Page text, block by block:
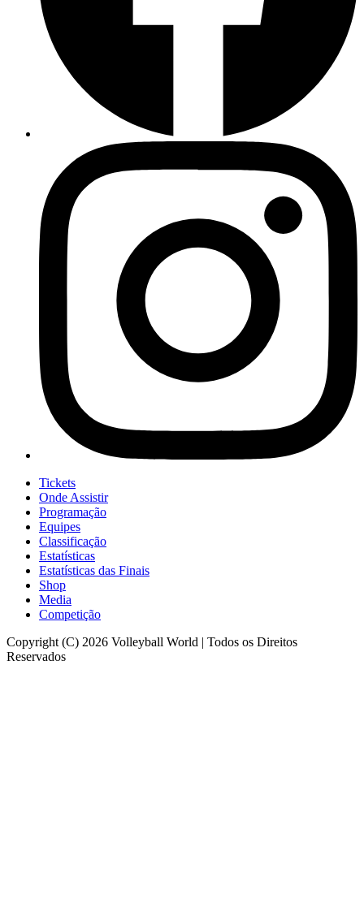
Tickets
Onde Assistir
Programação
Equipes
Classificação
Estatísticas
Estatísticas das Finais
Shop
Media
Competição
Copyright (C) 2026 Volleyball World | Todos os Direitos
Reservados